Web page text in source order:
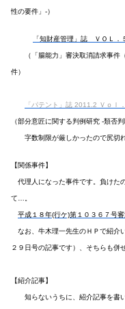
性の要件」-）
「知財産管理」誌 ＶＯＬ
（「腸能力」審決取消請求事件
件）
「パテント」誌 2011.2 Ｖｏｌ
（部分意匠に関する判例研究 -類否
字数制限が厳しかったので尻切
【関係事件】
代理人になった事件です。負けた
て…。
平成１８年(行ケ)第１０３６７号
なお、牛木理一先生のＨＰで紹介
２９日号の記事です）、そちらも併
【紹介記事】
知らないうちに、紹介記事を書い